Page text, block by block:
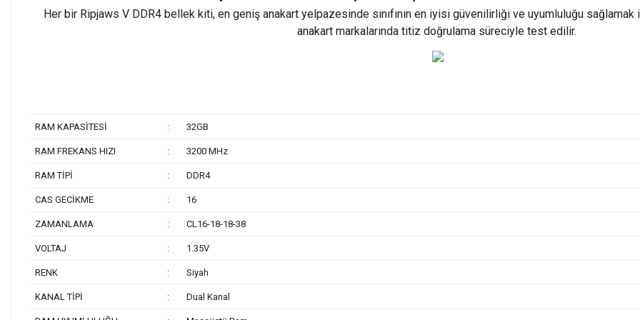
Her bir Ripjaws V DDR4 bellek kiti, en geniş anakart yelpazesinde sınıfının en iyisi güvenilirliği ve uyumluluğu sağlamak
anakart markalarında titiz doğrulama süreciyle test edilir.
RAM KAPASİTESİ : 32GB
RAM FREKANS HIZI : 3200 MHz
RAM TİPİ : DDR4
CAS GECİKME : 16
ZAMANLAMA : CL16-18-18-38
VOLTAJ : 1.35V
RENK : Siyah
KANAL TİPİ : Dual Kanal